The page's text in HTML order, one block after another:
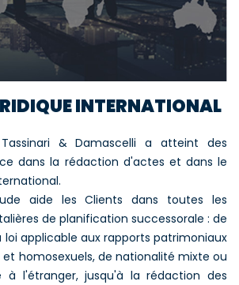
INTERNATIONAL
Tassinari & Damascelli a atteint des
dans la rédaction d'actes et dans le
aide les Clients dans toutes les
de planification successorale : de
applicable aux rapports patrimoniaux
homosexuels, de nationalité mixte ou
à l'étranger, jusqu'à la rédaction des